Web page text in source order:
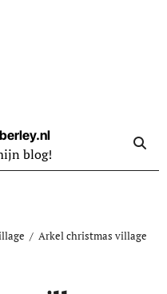
blog!
Arkel christmas village